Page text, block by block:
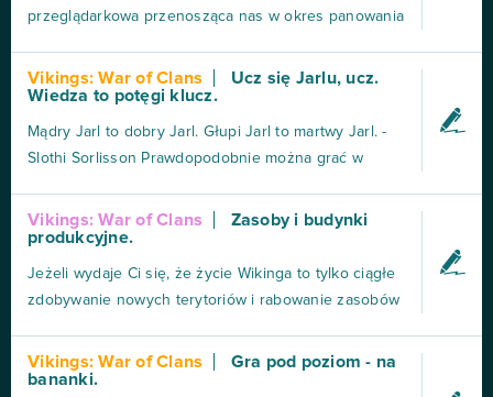
przeglądarkowa przenosząca nas w okres panowania
cudowna grafika i ciekawa muzyka wprowadzająca
nas w czasy znanych skandynawskich wojowników.
Jak to często bywa w grach przeglądarkowych, od
początku w grze...
Vikings: War of Clans
Ucz się Jarlu, ucz.
Wiedza to potęgi klucz.
Mądry Jarl to dobry Jarl. Głupi Jarl to martwy Jarl. -
Slothi Sorlisson Prawdopodobnie można grać w
największej ilości podstawowych jednostek ale jak to
w życiu - kto nie zdobywa nowej wiedzy a tym
samym umiejętności, stoi w miejscu. A tym samym
skazuje na...
Vikings: War of Clans
Zasoby i budynki
produkcyjne.
Jeżeli wydaje Ci się, że życie Wikinga to tylko ciągłe
zdobywanie nowych terytoriów i rabowanie zasobów
Sorlisson Miasta w Vikings: War of Clans teoretycznie
są samowystarczalne. Do rozwoju infrastruktury i
Vikings: War of Clans
Gra pod poziom - na
bananki.